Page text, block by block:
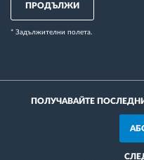
ПРОДЪЛЖИ
* Задължителни полета.
ПОЛУЧАВАЙТЕ